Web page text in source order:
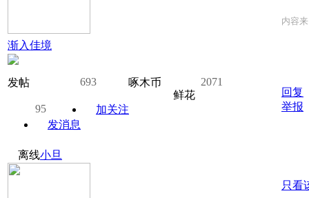
渐入佳境
发帖 693 啄木币
2071
鲜花
95
加关注
发消息
内容
回复
举报
离线小旦
只看